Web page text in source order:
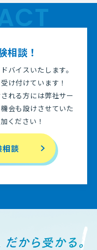
相談！
バイスいたします。
け付けています！
れる方には弊社サー
会も設けさせていた
ください！
談